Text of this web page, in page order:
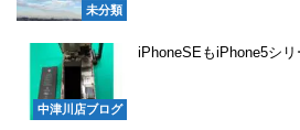
未分類
中津川店ブログ
iPhoneSEもiPhone5シ